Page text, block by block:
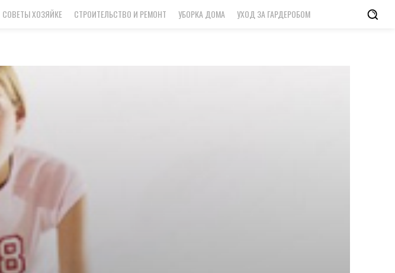
СОВЕТЫ ХОЗЯЙКЕ СТРОИТЕЛЬСТВО И РЕМОНТ УБОРКА ДОМА УХОД ЗА ГАРДЕРОБОМ